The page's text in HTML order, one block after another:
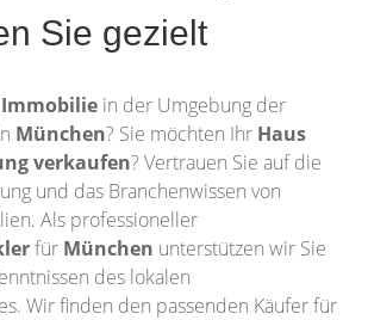
Sie gezielt
Immobilie in der Umgebung der
München? Sie möchten Ihr Haus
verkaufen? Vertrauen Sie auf die
und das Branchenwissen von
Als professioneller
für München unterstützen wir Sie
des lokalen
Wir finden den passenden Käufer für